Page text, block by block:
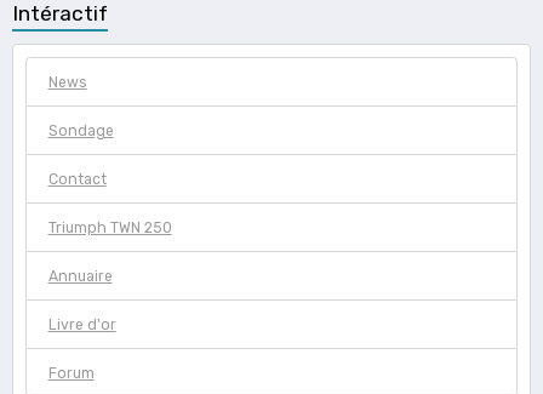
Intéractif
News
Sondage
Contact
Triumph TWN 250
Annuaire
Livre d'or
Forum